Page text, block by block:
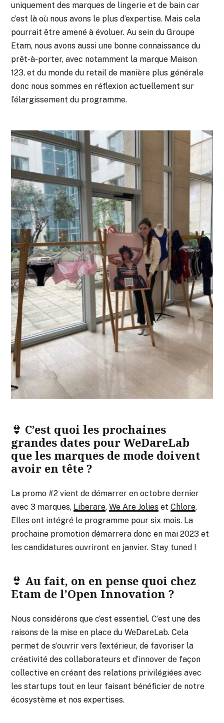
uniquement des marques de lingerie et de bain car
c’est là où nous avons le plus d’expertise. Mais cela
pourrait être amené à évoluer. Au sein du Groupe
Etam, nous avons aussi une bonne connaissance du
prêt-à-porter, avec notamment la marque Maison
123, et du monde du retail de manière plus générale
donc nous sommes en réflexion actuellement sur
l’élargissement du programme.
👙 C’est quoi les prochaines
grandes dates pour WeDareLab
que les marques de mode doivent
avoir en tête ?
La promo #2 vient de démarrer en octobre dernier
avec 3 marques, Liberare,We Are Jolies etChlore.
Elles ont intégré le programme pour six mois. La
prochaine promotion démarrera donc en mai 2023 et
les candidatures ouvriront en janvier. Stay tuned !
👙 Au fait, on en pense quoi chez
Etam de l’Open Innovation ?
Nous considérons que c’est essentiel. C’est une des
raisons de la mise en place du WeDareLab. Cela
permet de s’ouvrir vers l’extérieur, de favoriser la
créativité des collaborateurs et d’innover de façon
collective en créant des relations privilégiées avec
les startups tout en leur faisant bénéficier de notre
écosystème et nos expertises.